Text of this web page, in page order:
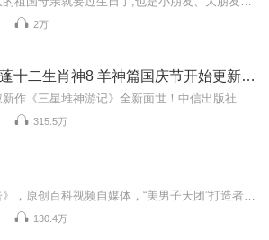
2万
小猪屏蓬十二生肖神8 羊神篇国庆节开始更新啦！
315.5万
130.4万